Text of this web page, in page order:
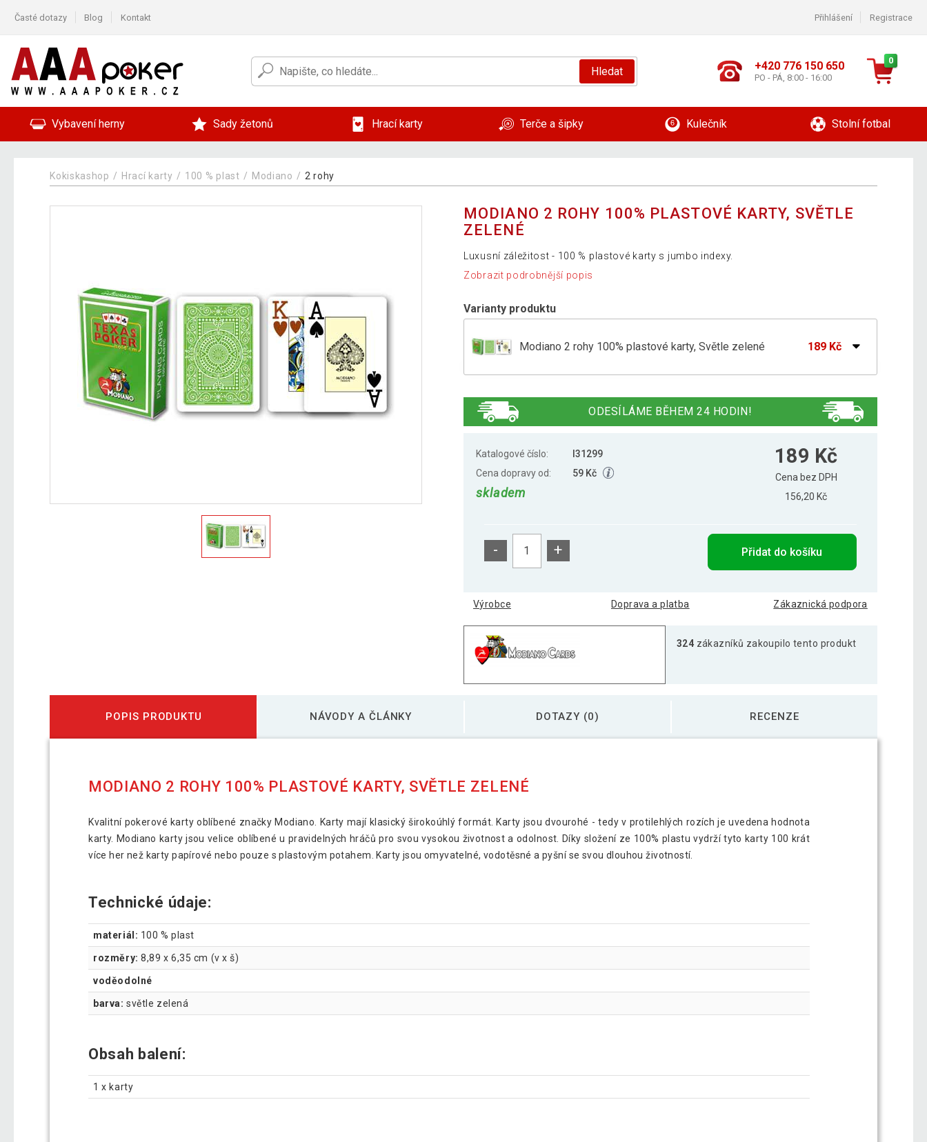
Časté dotazy Blog Kontakt Přihlášení Registrace
Hledat +420 776 150 650
PO - PÁ, 8:00 - 16:00
0
Vybavení herny Sady žetonů Hrací karty Terče a šipky Kulečník Stolní fotbal
Kokiskashop Hrací karty 100 % plast Modiano 2 rohy
MODIANO 2 ROHY 100% PLASTOVÉ KARTY, SVĚTLE
ZELENÉ
Luxusní záležitost - 100 % plastové karty s jumbo indexy.
Zobrazit podrobnější popis
Varianty produktu
Modiano 2 rohy 100% plastové karty, Světle zelené 189 Kč
Modiano 2 rohy 100% plastové karty, Modré
Modiano 2 rohy 100% plastové karty, Světle modré
ODESÍLÁME BĚHEM 24 HODIN!
Katalogové číslo:
I31299
Cena dopravy od:
59 Kč
skladem
189 Kč
Cena bez DPH
156,20 Kč
- + Přidat do košíku
Výrobce Doprava a platba Zákaznická podpora
324 zákazníků zakoupilo tento produkt
POPIS PRODUKTU NÁVODY A ČLÁNKY DOTAZY (0) RECENZE
MODIANO 2 ROHY 100% PLASTOVÉ KARTY, SVĚTLE ZELENÉ
Kvalitní pokerové karty oblíbené značky Modiano. Karty mají klasický širokoúhlý formát. Karty jsou dvourohé - tedy v protilehlých rozích je uvedena hodnota
karty. Modiano karty jsou velice oblíbené u pravidelných hráčů pro svou vysokou životnost a odolnost. Díky složení ze 100% plastu vydrží tyto karty 100 krát
více her než karty papírové nebo pouze s plastovým potahem. Karty jsou omyvatelné, vodotěsné a pyšní se svou dlouhou životností.
Technické údaje:
materiál: 100 % plast
rozměry: 8,89 x 6,35 cm (v x š)
voděodolné
barva: světle zelená
Obsah balení:
1 x karty